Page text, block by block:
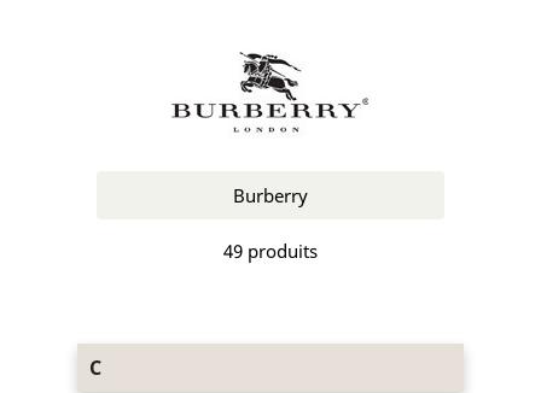
Burberry
49 produits
C